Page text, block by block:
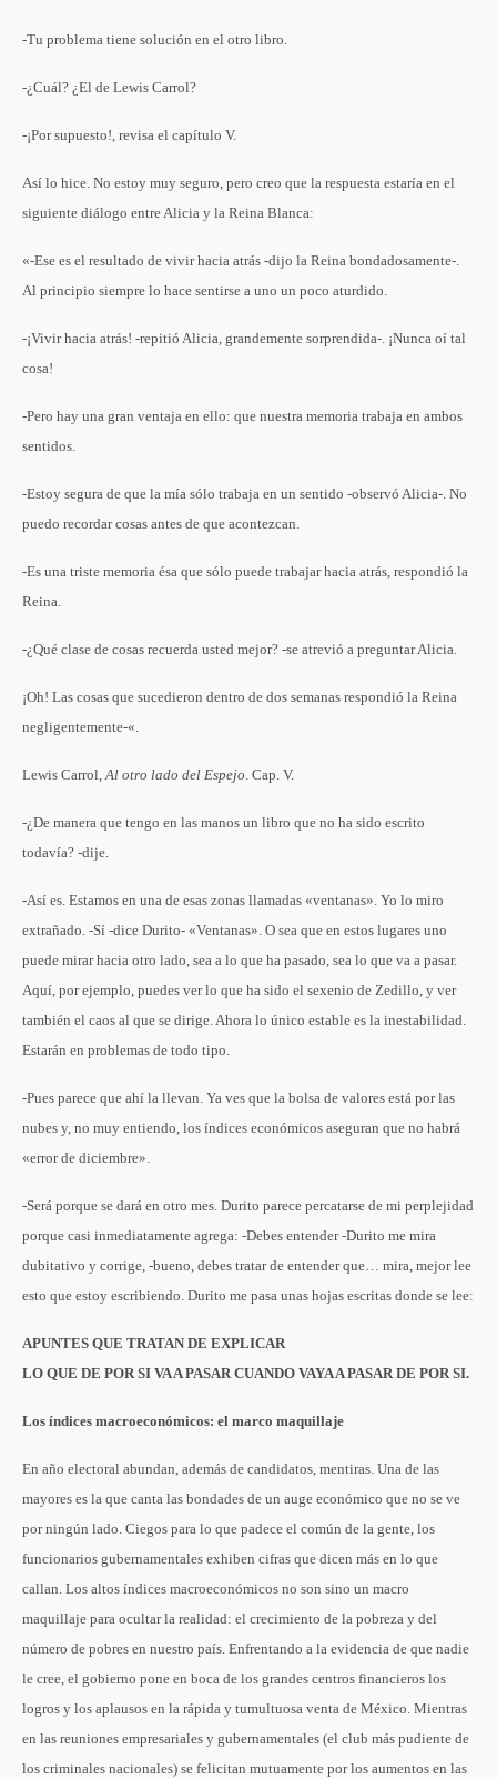
-Tu problema tiene solución en el otro libro.
-¿Cuál? ¿El de Lewis Carrol?
-¡Por supuesto!, revisa el capítulo V.
Así lo hice. No estoy muy seguro, pero creo que la respuesta estaría en el
siguiente diálogo entre Alicia y la Reina Blanca:
«-Ese es el resultado de vivir hacia atrás -dijo la Reina bondadosamente-.
Al principio siempre lo hace sentirse a uno un poco aturdido.
-¡Vivir hacia atrás! -repitió Alicia, grandemente sorprendida-. ¡Nunca oí tal
cosa!
-Pero hay una gran ventaja en ello: que nuestra memoria trabaja en ambos
sentidos.
-Estoy segura de que la mía sólo trabaja en un sentido -observó Alicia-. No
puedo recordar cosas antes de que acontezcan.
-Es una triste memoria ésa que sólo puede trabajar hacia atrás, respondió la
Reina.
-¿Qué clase de cosas recuerda usted mejor? -se atrevió a preguntar Alicia.
¡Oh! Las cosas que sucedieron dentro de dos semanas respondió la Reina
negligentemente-«.
Lewis Carrol,Al otro lado del Espejo. Cap. V.
-¿De manera que tengo en las manos un libro que no ha sido escrito
todavía? -dije.
-Así es. Estamos en una de esas zonas llamadas «ventanas». Yo lo miro
extrañado. -Sí -dice Durito- «Ventanas». O sea que en estos lugares uno
puede mirar hacia otro lado, sea a lo que ha pasado, sea lo que va a pasar.
Aquí, por ejemplo, puedes ver lo que ha sido el sexenio de Zedillo, y ver
también el caos al que se dirige. Ahora lo único estable es la inestabilidad.
Estarán en problemas de todo tipo.
-Pues parece que ahí la llevan. Ya ves que la bolsa de valores está por las
nubes y, no muy entiendo, los índices económicos aseguran que no habrá
«error de diciembre».
-Será porque se dará en otro mes. Durito parece percatarse de mi perplejidad
porque casi inmediatamente agrega: -Debes entender -Durito me mira
dubitativo y corrige, -bueno, debes tratar de entender que… mira, mejor lee
esto que estoy escribiendo. Durito me pasa unas hojas escritas donde se lee:
APUNTES QUE TRATAN DE EXPLICAR
LO QUE DE POR SI VA A PASAR CUANDO VAYA A PASAR DE POR SI.
Los índices macroeconómicos: el marco maquillaje
En año electoral abundan, además de candidatos, mentiras. Una de las
mayores es la que canta las bondades de un auge económico que no se ve
por ningún lado. Ciegos para lo que padece el común de la gente, los
funcionarios gubernamentales exhiben cifras que dicen más en lo que
callan. Los altos índices macroeconómicos no son sino un macro
maquillaje para ocultar la realidad: el crecimiento de la pobreza y del
número de pobres en nuestro país. Enfrentando a la evidencia de que nadie
le cree, el gobierno pone en boca de los grandes centros financieros los
logros y los aplausos en la rápida y tumultuosa venta de México. Mientras
en las reuniones empresariales y gubernamentales (el club más pudiente de
los criminales nacionales) se felicitan mutuamente por los aumentos en las